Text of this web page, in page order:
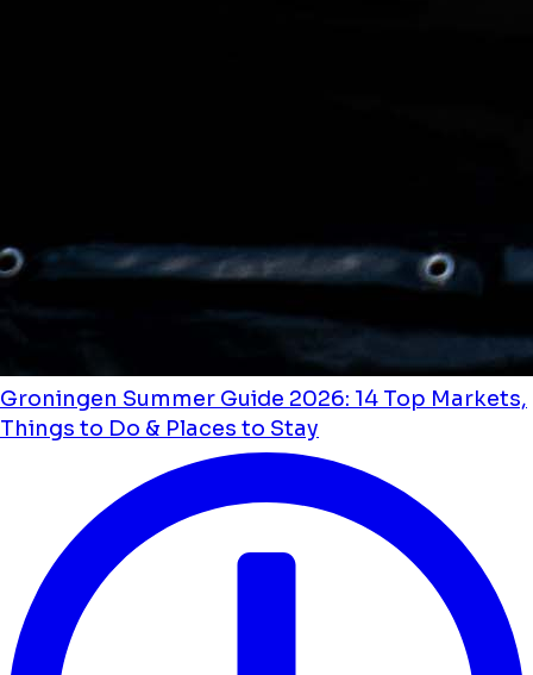
Groningen Summer Guide 2026: 14 Top Markets,
Things to Do & Places to Stay